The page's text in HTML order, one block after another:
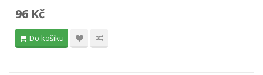
96 Kč
Do košíku